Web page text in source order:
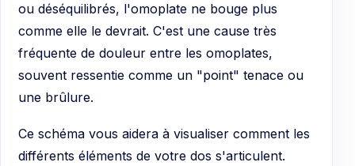
ou déséquilibrés, l'omoplate ne bouge plus
comme elle le devrait. C'est une cause très
fréquente de douleur entre les omoplates,
souvent ressentie comme un "point" tenace ou
une brûlure.
Ce schéma vous aidera à visualiser comment les
différents éléments de votre dos s'articulent.